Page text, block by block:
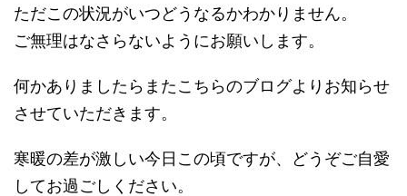
ただこの状況がいつどうなるかわかりません。
ご無理はなさらないようにお願いします。
何かありましたらまたこちらのブログよりお知らせ
させていただきます。
寒暖の差が激しい今日この頃ですが、どうぞご自愛
してお過ごしください。